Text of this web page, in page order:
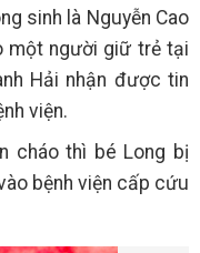
sinh là Nguyễn Cao
một người giữ trẻ tại
Hải nhận được tin
viện.
cháo thì bé Long bị
bệnh viện cấp cứu